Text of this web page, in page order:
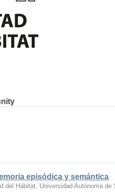
episódica y semántica
del Hábitat, Universidad Autónoma